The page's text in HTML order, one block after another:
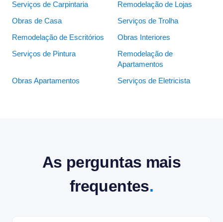
Serviços de Carpintaria Remodelação de Lojas
Obras de Casa Serviços de Trolha
Remodelação de Escritórios Obras Interiores
Serviços de Pintura
Remodelação de
Apartamentos
Obras Apartamentos Serviços de Eletricista
As perguntas mais
frequentes.